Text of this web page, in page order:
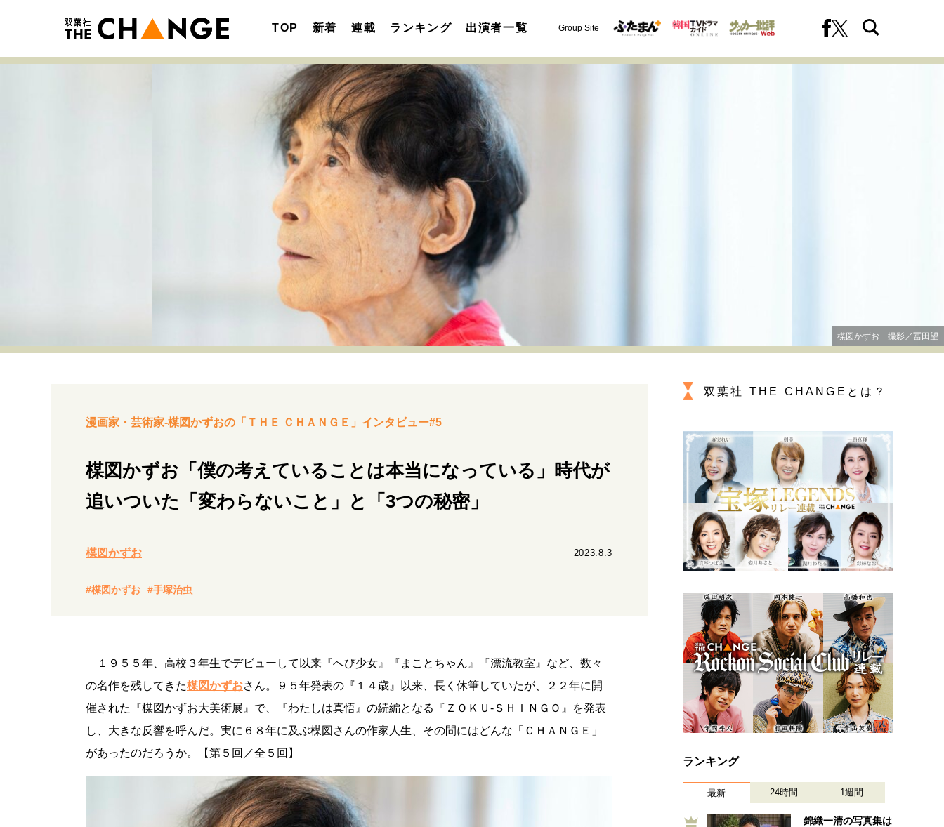
TOP 新着 連載 ランキング 出演者一覧 Group Site
注目の記事テーマで探す
運命を変えた出会い 決断の裏側 挫折からの再起
表現者の葛藤
人生が動いた日 10代の挫折と原点
セカンドキャリアの描き方 独立という決断
リーダーの流儀 変革の原動力 次世代へのバトン
40代からの景色 50代のリアル
一生モノの愛用品
社会・カルチャー・マネー 地域とつながる/お金との付き合い方
楳図かずお 撮影／冨田望
漫画家・芸術家-楳図かずおの「ＴＨＥ ＣＨＡＮＧＥ」インタビュー#5
楳図かずお「僕の考えていることは本当になっている」時代が
追いついた「変わらないこと」と「3つの秘密」
楳図かずお 2023.8.3
#楳図かずお #手塚治虫
１９５５年、高校３年生でデビューして以来『へび少女』『まことちゃん』『漂流教室』など、数々
の名作を残してきた楳図かずおさん。９５年発表の『１４歳』以来、長く休筆していたが、２２年に開
催された『楳図かずお大美術展』で、『わたしは真悟』の続編となる『ＺＯＫＵ-ＳＨＩＮＧＯ』を発表
し、大きな反響を呼んだ。実に６８年に及ぶ楳図さんの作家人生、その間にはどんな「ＣＨＡＮＧＥ」
があったのだろうか。【第５回／全５回】
双葉社 THE CHANGEとは？
ランキング
最新 24時間 1週間
錦織一清の写真集は